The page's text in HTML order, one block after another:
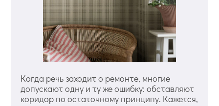
Когда речь заходит о ремонте, многие
допускают одну и ту же ошибку: обставляют
коридор по остаточному принципу. Кажется,